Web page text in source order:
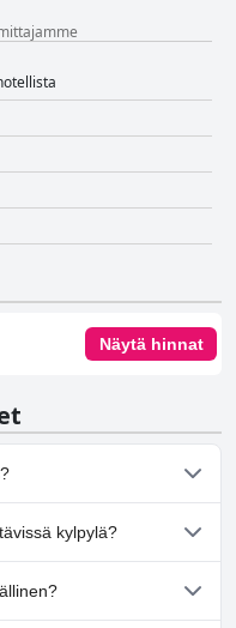
Näytä hinnat
kylpylä?